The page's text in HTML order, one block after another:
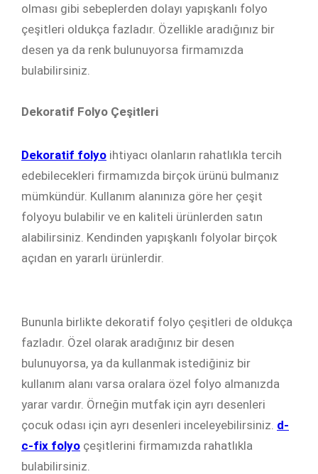
olması gibi sebeplerden dolayı yapışkanlı folyo
çeşitleri oldukça fazladır. Özellikle aradığınız bir
desen ya da renk bulunuyorsa firmamızda
bulabilirsiniz.
Dekoratif Folyo Çeşitleri
Dekoratif folyo ihtiyacı olanların rahatlıkla tercih
edebilecekleri firmamızda birçok ürünü bulmanız
mümkündür. Kullanım alanınıza göre her çeşit
folyoyu bulabilir ve en kaliteli ürünlerden satın
alabilirsiniz. Kendinden yapışkanlı folyolar birçok
açıdan en yararlı ürünlerdir.
Bununla birlikte dekoratif folyo çeşitleri de oldukça
fazladır. Özel olarak aradığınız bir desen
bulunuyorsa, ya da kullanmak istediğiniz bir
kullanım alanı varsa oralara özel folyo almanızda
yarar vardır. Örneğin mutfak için ayrı desenleri
çocuk odası için ayrı desenleri inceleyebilirsiniz. d-
c-fix folyo çeşitlerini firmamızda rahatlıkla
bulabilirsiniz.